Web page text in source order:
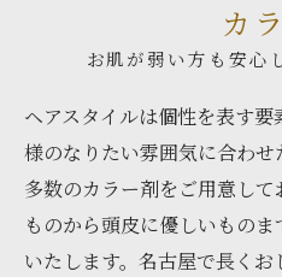
カ
お肌が弱い方も安心
ヘアスタイルは個性を表す
様のなりたい雰囲気に合わせ
多数のカラー剤をご用意し
ものから頭皮に優しいもの
いたします。名古屋で長くお